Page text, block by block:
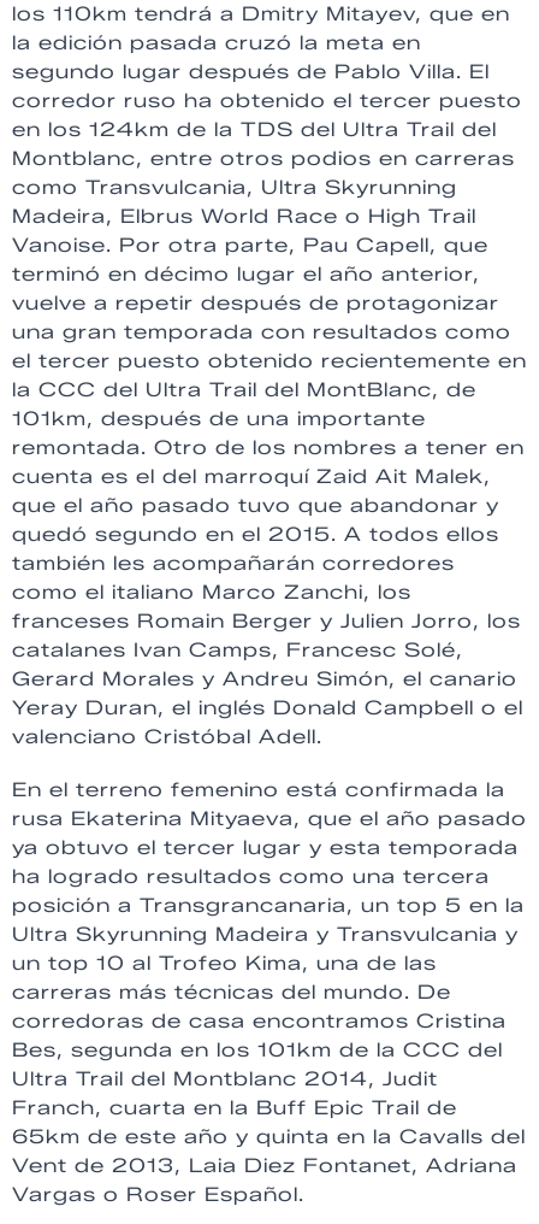
los 110km tendrá a Dmitry Mitayev, que en
la edición pasada cruzó la meta en
segundo lugar después de Pablo Villa. El
corredor ruso ha obtenido el tercer puesto
en los 124km de la TDS del Ultra Trail del
Montblanc, entre otros podios en carreras
como Transvulcania, Ultra Skyrunning
Madeira, Elbrus World Race o High Trail
Vanoise. Por otra parte, Pau Capell, que
terminó en décimo lugar el año anterior,
vuelve a repetir después de protagonizar
una gran temporada con resultados como
el tercer puesto obtenido recientemente en
la CCC del Ultra Trail del MontBlanc, de
101km, después de una importante
remontada. Otro de los nombres a tener en
cuenta es el del marroquí Zaid Ait Malek,
que el año pasado tuvo que abandonar y
quedó segundo en el 2015. A todos ellos
también les acompañarán corredores
como el italiano Marco Zanchi, los
franceses Romain Berger y Julien Jorro, los
catalanes Ivan Camps, Francesc Solé,
Gerard Morales y Andreu Simón, el canario
Yeray Duran, el inglés Donald Campbell o el
valenciano Cristóbal Adell.
En el terreno femenino está confirmada la
rusa Ekaterina Mityaeva, que el año pasado
ya obtuvo el tercer lugar y esta temporada
ha logrado resultados como una tercera
posición a Transgrancanaria, un top 5 en la
Ultra Skyrunning Madeira y Transvulcania y
un top 10 al Trofeo Kima, una de las
carreras más técnicas del mundo. De
corredoras de casa encontramos Cristina
Bes, segunda en los 101km de la CCC del
Ultra Trail del Montblanc 2014, Judit
Franch, cuarta en la Buff Epic Trail de
65km de este año y quinta en la Cavalls del
Vent de 2013, Laia Diez Fontanet, Adriana
Vargas o Roser Español.